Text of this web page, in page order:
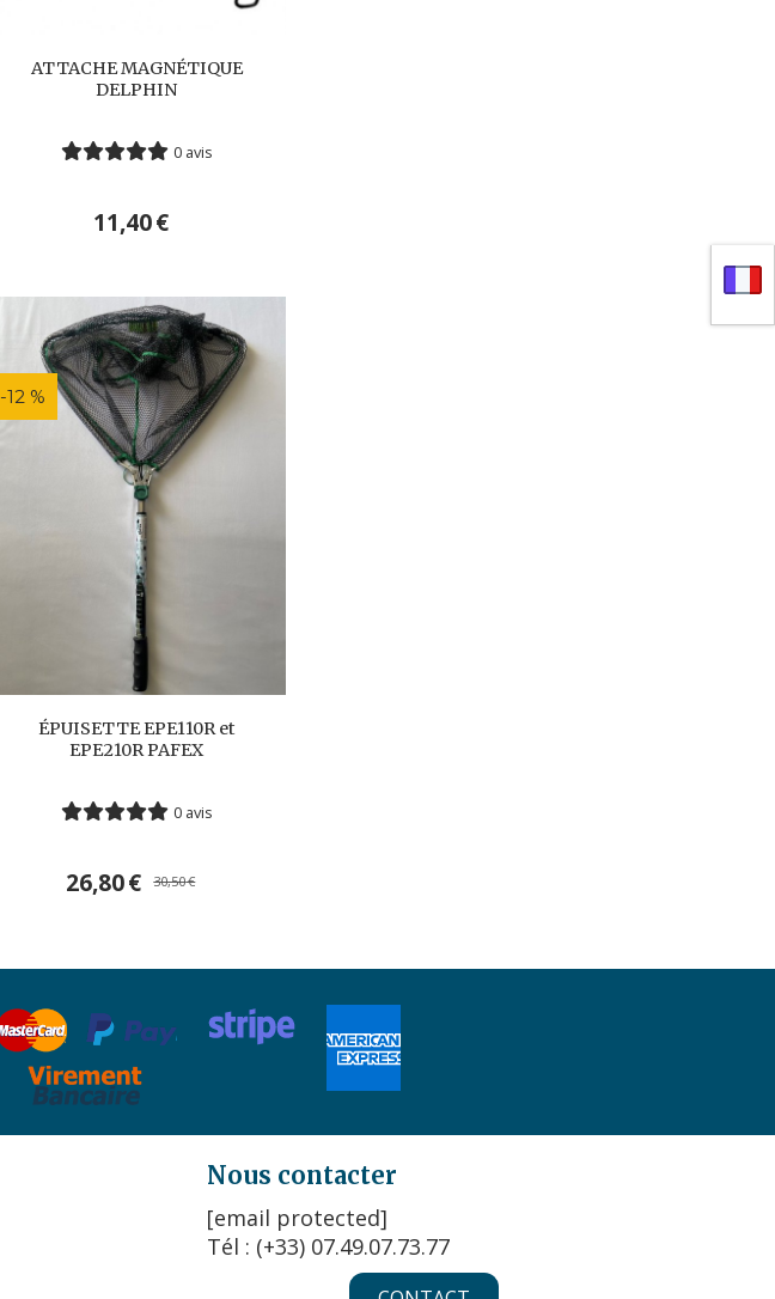
ATTACHE MAGNÉTIQUE
DELPHIN
0 avis
11,40€
-12 %
ÉPUISETTE EPE110R et
EPE210R PAFEX
0 avis
26,80€ 30,50€
Nous contacter
[email protected]
Tél : (+33) 07.49.07.73.77